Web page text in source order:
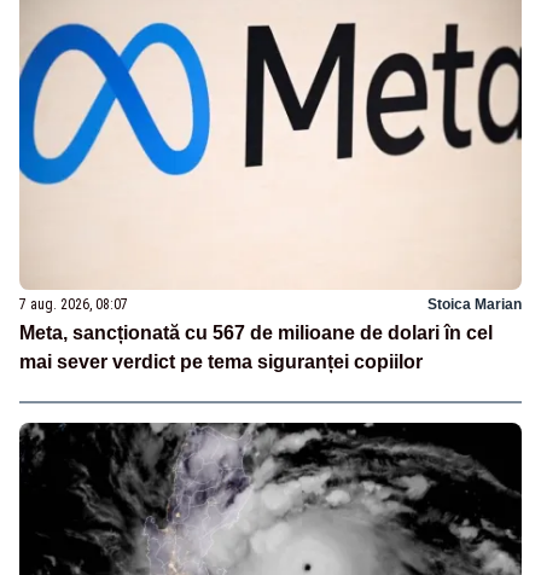
7 aug. 2026, 08:07 Stoica Marian
Meta, sancționată cu 567 de milioane de dolari în cel
mai sever verdict pe tema siguranței copiilor